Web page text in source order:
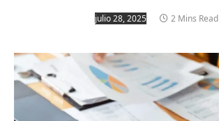
julio 28, 2025 2 Mins Read